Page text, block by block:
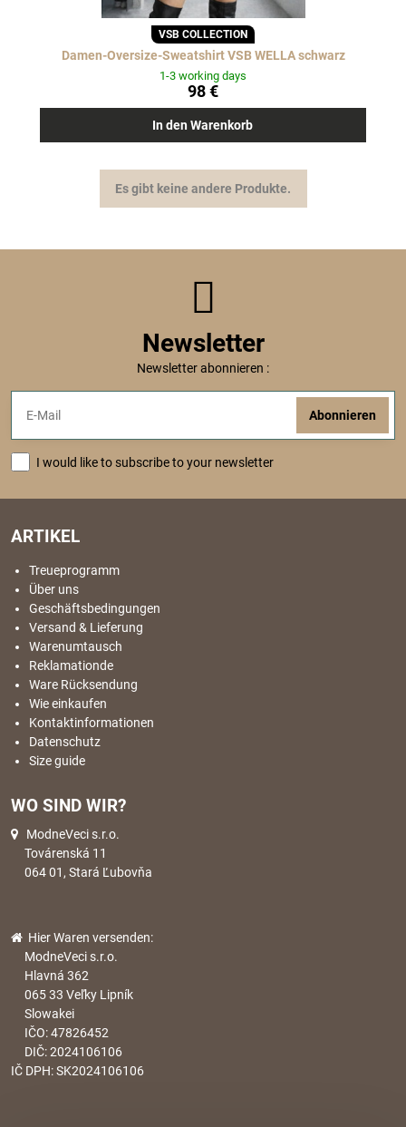
VSB COLLECTION
Damen-Oversize-Sweatshirt VSB WELLA schwarz
1-3 working days
98 €
In den Warenkorb
Es gibt keine andere Produkte.
Newsletter
Newsletter abonnieren :
Abonnieren
I would like to subscribe to your newsletter
ARTIKEL
Treueprogramm
Über uns
Geschäftsbedingungen
Versand & Lieferung
Warenumtausch
Reklamationde
Ware Rücksendung
Wie einkaufen
Kontaktinformationen
Datenschutz
Size guide
WO SIND WIR?
ModneVeci s.r.o.
Továrenská 11
064 01, Stará Ľubovňa
Hier Waren versenden:
ModneVeci s.r.o.
Hlavná 362
065 33 Veľky Lipník
Slowakei
IČO: 47826452
DIČ: 2024106106
IČ DPH: SK2024106106